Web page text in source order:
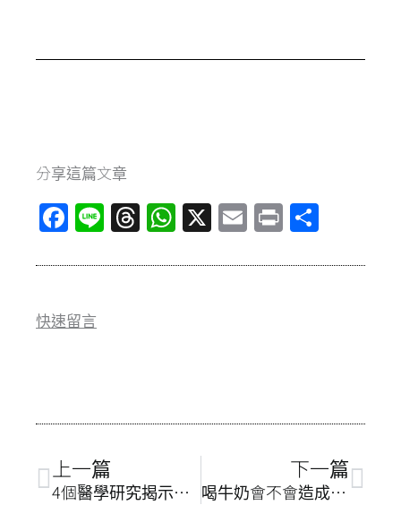
分享這篇文章
F
ce
b
o
Li
e
T
e
W
at
X E
ai
Pr
t
快速留言
上一頁
上一篇
4個醫學研究揭示：每天喝咖啡對血壓的真正影響
下一篇
喝牛奶會不會造成糖尿病？哪1種牛奶比較好？醫學研究明確回答
下